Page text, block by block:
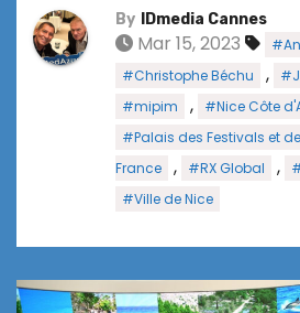
By IDmedia Cannes
Mar 15, 2023
#Christophe Béchu ,
#mipim , #Nice Côte
#Palais des Festivals et
France
, #RX Global ,
#Ville de Nice